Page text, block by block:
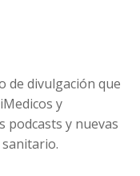
de divulgación que
y
podcasts y nuevas